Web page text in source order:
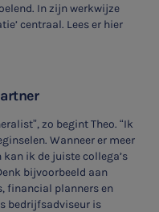
In zijn werkwijze
centraal. Lees er hier
zo begint Theo. “Ik
Wanneer er meer
ik de juiste collega’s
bijvoorbeeld aan
financial planners en
bedrijfsadviseur is